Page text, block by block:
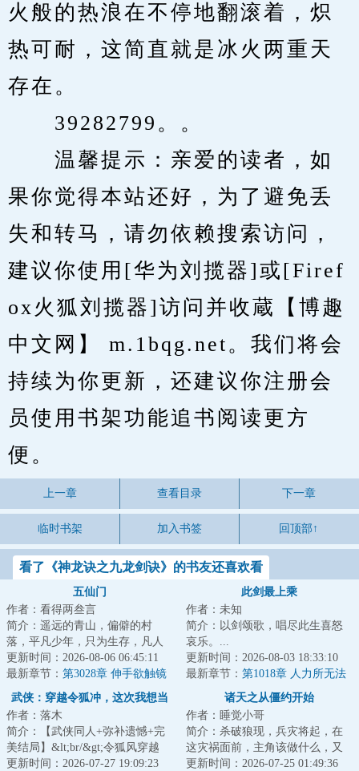
火般的热浪在不停地翻滚着，炽
热可耐，这简直就是冰火两重天
存在。
39282799。。
温馨提示：亲爱的读者，如
果你觉得本站还好，为了避免丢
失和转马，请勿依赖搜索访问，
建议你使用[华为刘揽器]或[Firef
ox火狐刘揽器]访问并收蔵【博趣
中文网】 m.1bqg.net。我们将会
持续为你更新，还建议你注册会
员使用书架功能追书阅读更方
便。
上一章 查看目录 下一章
临时书架 加入书签 回顶部↑
看了《神龙诀之九龙剑诀》的书友还喜欢看
五仙门
作者：看得两叁言
简介：遥远的青山，偏僻的村
落，平凡少年，只为生存，凡人
生活却化作修仙之路，有谁是
真，有谁是假？有谁...
更新时间：2026-08-06 06:45:11
最新章节： 第3028章 伸手欲触镜
中影
此剑最上乘
作者：未知
简介：以剑颂歌，唱尽此生喜怒
哀乐。...
更新时间：2026-08-03 18:33:10
最新章节： 第1018章 人力所无法
控制的未知
武侠：穿越令狐冲，这次我想当
作者：落木
简介：【武侠同人+弥补遗憾+完
美结局】&lt;br/&gt;令狐风穿越
了。&lt;br/&gt;一觉醒来，穿成了
更新时间：2026-07-27 19:09:23
诸天之从僵约开始
作者：睡觉小哥
简介：杀破狼现，兵灾将起，在
这灾祸面前，主角该做什么，又
能做些什么，怎么样去度过这些
更新时间：2026-07-25 01:49:36